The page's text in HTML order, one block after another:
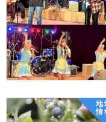
地
情